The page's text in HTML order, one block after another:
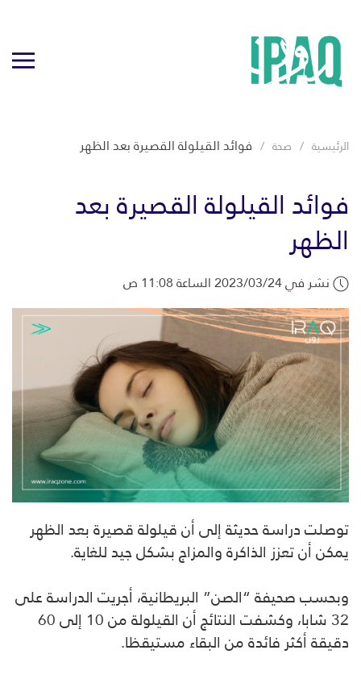
الرئيسية صحة فوائد القيلولة القصيرة بعد الظهر
فوائد القيلولة القصيرة بعد
الظهر
نشر في 2023/03/24 الساعة 11:08 ص
توصلت دراسة حديثة إلى أن قيلولة قصيرة بعد الظهر
يمكن أن تعزز الذاكرة والمزاج بشكل جيد للغاية.
وبحسب صحيفة “الصن” البريطانية، أجريت الدراسة على
32 شابا، وكشفت النتائج أن القيلولة من 10 إلى 60
دقيقة أكثر فائدة من البقاء مستيقظا.